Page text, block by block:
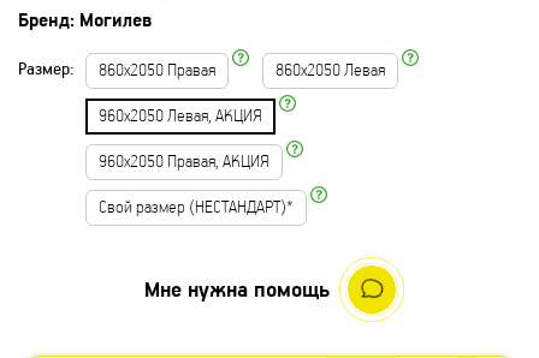
Бренд: Могилев
Размер: 860х2050 Правая 860х2050 Левая
960х2050 Левая, АКЦИЯ
960х2050 Правая, АКЦИЯ
Свой размер (НЕСТАНДАРТ)*
Мне нужна помощь